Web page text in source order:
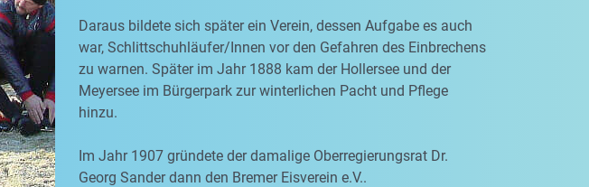
Daraus bildete sich später ein Verein, dessen Aufgabe es auch
war, Schlittschuhläufer/Innen vor den Gefahren des Einbrechens
zu warnen. Später im Jahr 1888 kam der Hollersee und der
Meyersee im Bürgerpark zur winterlichen Pacht und Pflege
hinzu.
Im Jahr 1907 gründete der damalige Oberregierungsrat Dr.
Georg Sander dann den Bremer Eisverein e.V..